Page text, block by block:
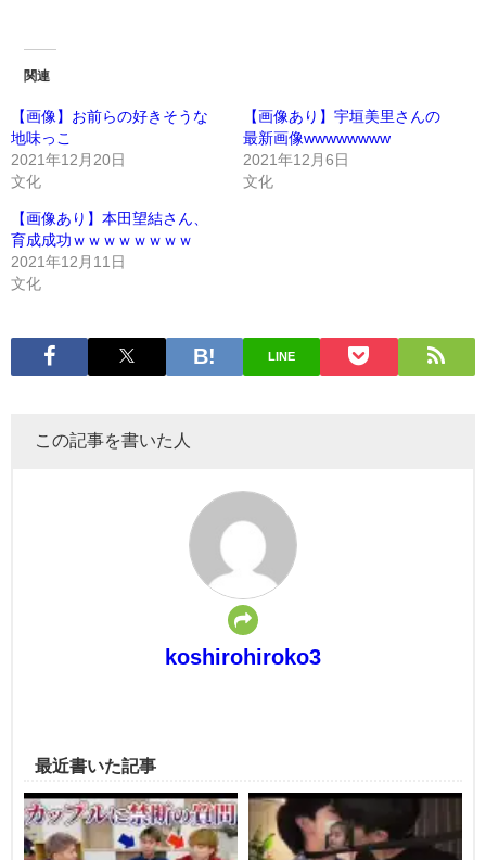
関連
【画像】お前らの好きそうな
地味っこ
2021年12月20日
文化
【画像あり】宇垣美里さんの
最新画像wwwwwwww
2021年12月6日
文化
【画像あり】本田望結さん、
育成成功ｗｗｗｗｗｗｗｗ
2021年12月11日
文化
LINE
この記事を書いた人
koshirohiroko3
最近書いた記事